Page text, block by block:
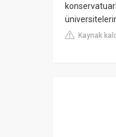
Kaynak